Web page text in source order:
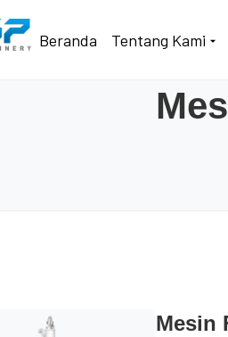
Beranda Tentang Kami
Mesin